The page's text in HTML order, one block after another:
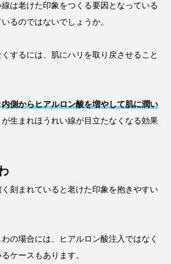
は老けた印象をつくる要因となっている
るのではないでしょうか。
するには、肌にハリを取り戻させること
内側からヒアルロン酸を増やして肌に潤い
が生まれほうれい線が目立たなくなる効果
く刻まれていると老けた印象を抱きやすい
の場合には、ヒアルロン酸注入ではなく
ケースもあります。